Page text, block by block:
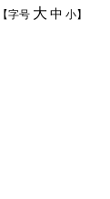
【字号 大 中 小】